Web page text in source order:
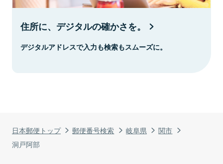
日本郵便トップ 郵便番号検索 岐阜県
関市
洞戸阿部
住所に、デジタルの確かさを。
デジタルアドレスで入力も検索もスムーズに。